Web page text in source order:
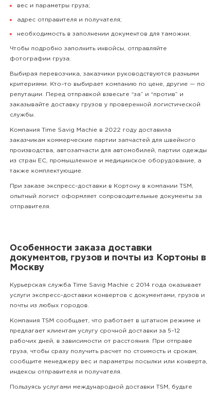
вес и параметры груза;
адрес отправителя и получателя;
необходимость в заполнении документов для таможни.
Чтобы подробно заполнить инвойсы, отправляйте
фотографии груза.
Выбирая перевозчика, заказчики руководствуются разными
критериями. Кто–то выбирает компанию по цене, другие — по
репутации. Перед отправкой взвесьте “за” и “против” и
заказывайте доставку грузов у проверенной логистической
службы.
Компания Time Savig Machie в 2022 году доставила
заказчикам коммерческие партии запчастей для швейного
производства, автозапчасти для автомобилей, партии одежды
из стран ЕС, промышленное и медицинское оборудование, а
также комплектующие.
При заказе экспресс–доставки в Кортону в компании TSM,
опытный логист оформляет сопроводительные документы за
отправителя.
Особенности заказа доставки
документов, грузов и почты из Кортоны в
Москву
Курьерская служба Time Savig Machie с 2014 года оказывает
услуги экспресс–доставки конвертов с документами, грузов и
почты из любых городов.
Компания TSM сообщает, что работает в штатном режиме и
предлагает клиентам услугу срочной доставки за 5–12
рабочих дней, в зависимости от расстояния. При отправе
груза, чтобы сразу получить расчет по стоимость и срокам,
сообщите менеджеру вес и параметры посылки или конверта,
индексы отправителя и получателя.
Пользуясь услугами международной доставки TSM, будьте